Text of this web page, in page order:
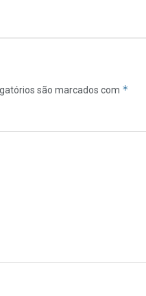
são marcados com *